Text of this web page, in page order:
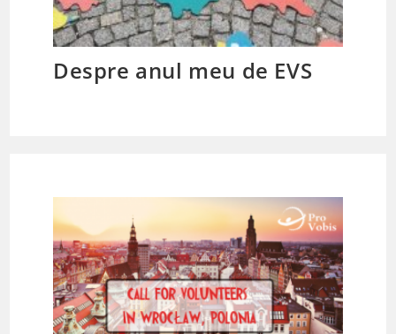
Despre anul meu de EVS